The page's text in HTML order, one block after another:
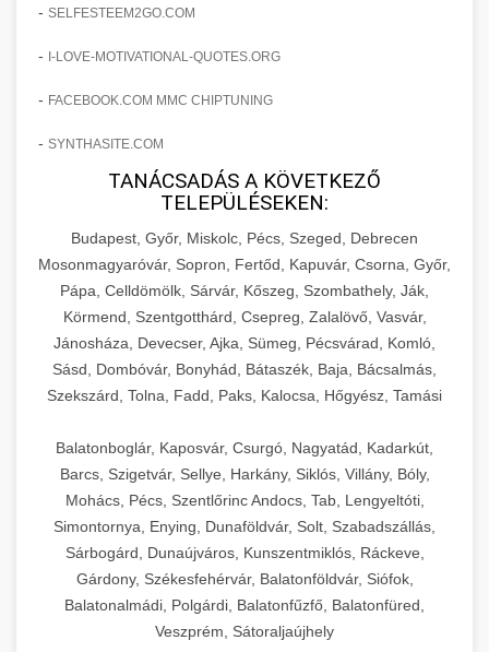
amelyek valós eredményeket hoznak.
szonyegtisztito.net
marketing stratégiai tervrajz
útjáról, bemutatva az utat a küzdő praxistól a
virágzó vállalkozásig 150%-os növekedéssel.
klinika átalakulási történet
Érdeklődés 150%-os Fokozása
Technikák és módszerek a páciensek
érdeklődésének és elkötelezettségének drámai
növeléséhez. Egy 150%-os fellendülési
esettanulmány gyakorlati betekintésekkel.
weboldal-keszites.co
elkötelezettség erősítési módszerek
🎮 19. AI Google Ads és Meta
Kampány Kezelés
Fejlett AI-alapú Google Ads és Meta hirdetési
kampánykezelés. Optimalizálja hirdetési
költségvetését gépi tanulással és
automatizálással.
aikampany.hu AI hirdetési automatizálás
🍞 20. Ipari Dagasztógép +
Professzionális ipari dagasztógépek és
tésztakeverő gépek pékségek és kereskedelmi
konyhák számára. Masszív konstrukció
megbízható teljesítményhez.
chef-iparikonyhagepek.hu
kereskedelmi tésztakeverő
🔪 21. Ipari Szeletelőgép +
Ipari hús- és sajtszeletelő gépek professzionális
élelmiszer-előkészítéshez. Precíziós vágás
állítható vastagság beállítással.
chef-iparikonyhagepek.hu
professzionális élelmiszer szeletelő
📦 22. Vákuumozó Gép +
Kereskedelmi vákuumcsomagoló berendezések
élelmiszerek tartósításához. Hosszabbítsa a
szavatossági időt és tartsa meg a termék
frissességét.
🎁 23. Vákuumfóliázó Gép +
Ipari vákuumfóliázó gépek professzionális
- SELFESTEEM2GO.COM
- I-LOVE-MOTIVATIONAL-QUOTES.ORG
- FACEBOOK.COM MMC CHIPTUNING
- SYNTHASITE.COM
TANÁCSADÁS A KÖVETKEZŐ
TELEPÜLÉSEKEN:
Budapest, Győr, Miskolc, Pécs, Szeged, Debrecen
Mosonmagyaróvár, Sopron, Fertőd, Kapuvár, Csorna, Győr,
Pápa, Celldömölk, Sárvár, Kőszeg, Szombathely, Ják,
Körmend, Szentgotthárd, Csepreg, Zalalövő, Vasvár,
Jánosháza, Devecser, Ajka, Sümeg, Pécsvárad, Komló,
Sásd, Dombóvár, Bonyhád, Bátaszék, Baja, Bácsalmás,
Szekszárd, Tolna, Fadd, Paks, Kalocsa, Hőgyész, Tamási
Balatonboglár, Kaposvár, Csurgó, Nagyatád, Kadarkút,
Barcs, Szigetvár, Sellye, Harkány, Siklós, Villány, Bóly,
Mohács, Pécs, Szentlőrinc Andocs, Tab, Lengyeltóti,
Simontornya, Enying, Dunaföldvár, Solt, Szabadszállás,
Sárbogárd, Dunaújváros, Kunszentmiklós, Ráckeve,
Gárdony, Székesfehérvár, Balatonföldvár, Siófok,
Balatonalmádi, Polgárdi, Balatonfűzfő, Balatonfüred,
Veszprém, Sátoraljaújhely